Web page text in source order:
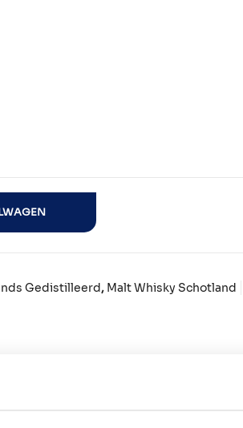
Gedistilleerd, Malt Whisky Schotland